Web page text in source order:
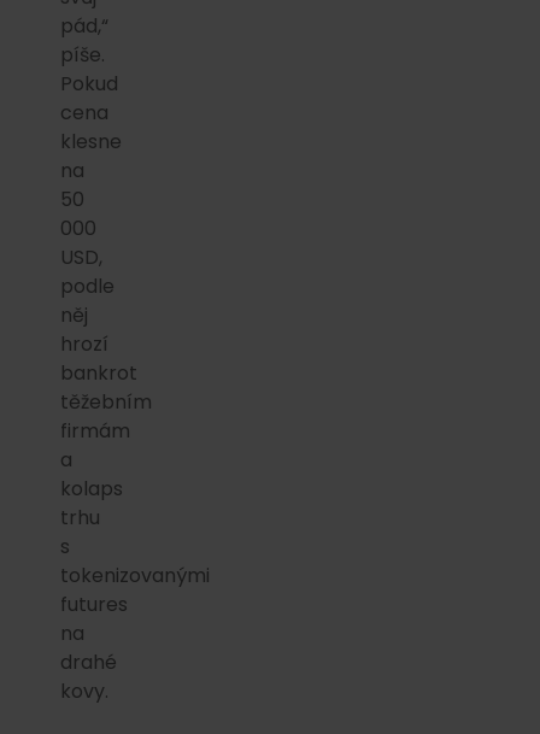
pád,“
píše.
Pokud
cena
klesne
na
50
000
USD,
podle
něj
hrozí
bankrot
těžebním
firmám
a
kolaps
trhu
s
tokenizovanými
futures
na
drahé
kovy.